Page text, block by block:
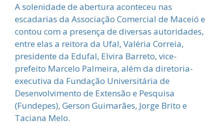
A solenidade de abertura aconteceu nas
escadarias da Associação Comercial de Maceió e
contou com a presença de diversas autoridades,
entre elas a reitora da Ufal, Valéria Correia,
presidente da Edufal, Elvira Barreto, vice-
prefeito Marcelo Palmeira, além da diretoria-
executiva da Fundação Universitária de
Desenvolvimento de Extensão e Pesquisa
(Fundepes), Gerson Guimarães, Jorge Brito e
Taciana Melo.